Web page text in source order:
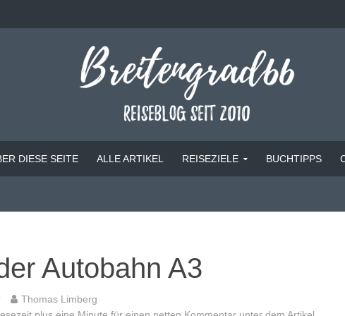
DIESE SEITE ALLE ARTIKEL REISEZIELE BUCHTIPPS
Autobahn A3
Thomas Limberg